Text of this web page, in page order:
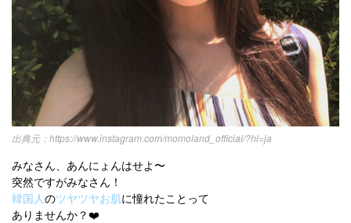
https://www.instagram.com/momoland_official/?hl=ja
みなさん、あんにょんはせよ〜
突然ですがみなさん！
韓国人のツヤツヤお肌に憧れたことって
ありませんか？❤️